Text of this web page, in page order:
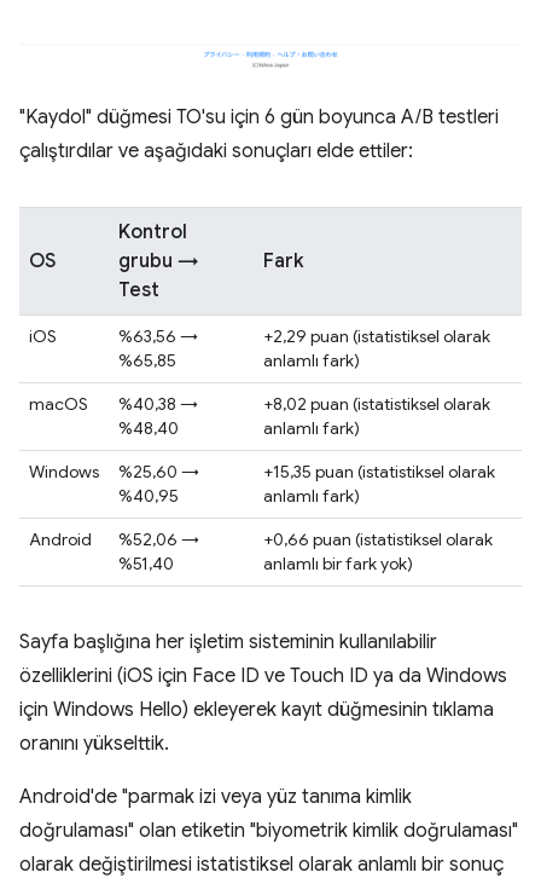
"Kaydol" düğmesi TO'su için 6 gün boyunca A/B testleri
çalıştırdılar ve aşağıdaki sonuçları elde ettiler:
OS
Kontrol
grubu →
Test
Fark
iOS
%63,56 →
%65,85
+2,29 puan (istatistiksel olarak
anlamlı fark)
macOS
%40,38 →
%48,40
+8,02 puan (istatistiksel olarak
anlamlı fark)
Windows
%25,60 →
%40,95
+15,35 puan (istatistiksel olarak
anlamlı fark)
Android
%52,06 →
%51,40
+0,66 puan (istatistiksel olarak
anlamlı bir fark yok)
Sayfa başlığına her işletim sisteminin kullanılabilir
özelliklerini (iOS için Face ID ve Touch ID ya da Windows
için Windows Hello) ekleyerek kayıt düğmesinin tıklama
oranını yükselttik.
Android'de "parmak izi veya yüz tanıma kimlik
doğrulaması" olan etiketin "biyometrik kimlik doğrulaması"
olarak değiştirilmesi istatistiksel olarak anlamlı bir sonuç